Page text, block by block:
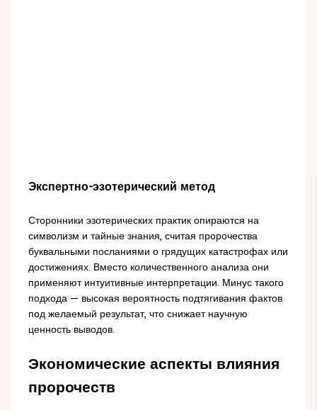
Экспертно-эзотерический метод
Сторонники эзотерических практик опираются на
символизм и тайные знания, считая пророчества
буквальными посланиями о грядущих катастрофах или
достижениях. Вместо количественного анализа они
применяют интуитивные интерпретации. Минус такого
подхода — высокая вероятность подтягивания фактов
под желаемый результат, что снижает научную
ценность выводов.
Экономические аспекты влияния
пророчеств